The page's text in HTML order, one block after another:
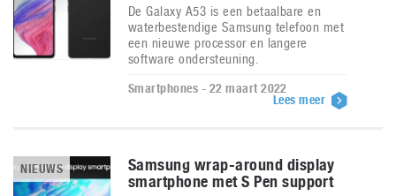
De Galaxy A53 is een betaalbare en
waterbestendige Samsung telefoon met
een nieuwe processor en langere
software ondersteuning.
Smartphones - 22 maart 2022
Lees meer
NIEUWS
Samsung wrap-around display
smartphone met S Pen support